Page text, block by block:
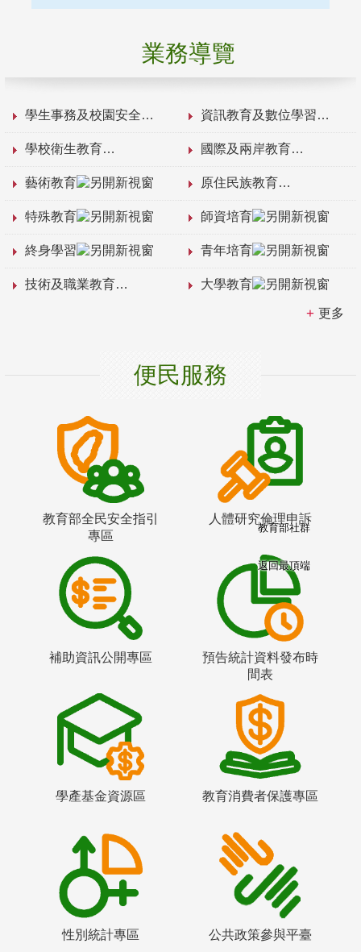
業務導覽
學生事務及校園安全 資訊教育及數位學習
學校衛生教育 國際及兩岸教育
藝術教育 原住民族教育
特殊教育 師資培育
終身學習 青年培育
技術及職業教育 大學教育
更多
便民服務
教育部全民安全指引
專區
人體研究倫理申訴
補助資訊公開專區
預告統計資料發布時
間表
學產基金資源區 教育消費者保護專區
性別統計專區 公共政策參與平臺
教育部社群
返回最頂端